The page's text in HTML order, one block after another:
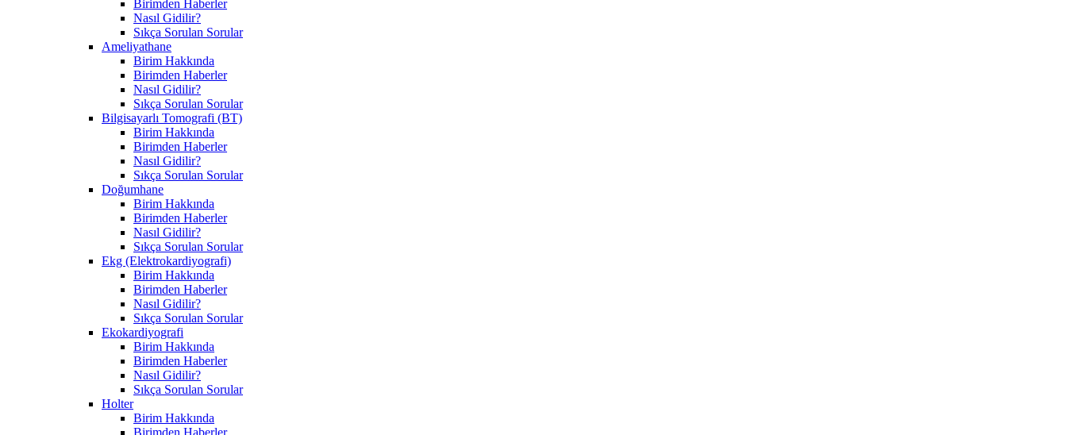
Birimden Haberler
Nasıl Gidilir?
Sıkça Sorulan Sorular
Ameliyathane
Birim Hakkında
Birimden Haberler
Nasıl Gidilir?
Sıkça Sorulan Sorular
Bilgisayarlı Tomografi (BT)
Birim Hakkında
Birimden Haberler
Nasıl Gidilir?
Sıkça Sorulan Sorular
Doğumhane
Birim Hakkında
Birimden Haberler
Nasıl Gidilir?
Sıkça Sorulan Sorular
Ekg (Elektrokardiyografi)
Birim Hakkında
Birimden Haberler
Nasıl Gidilir?
Sıkça Sorulan Sorular
Ekokardiyografi
Birim Hakkında
Birimden Haberler
Nasıl Gidilir?
Sıkça Sorulan Sorular
Holter
Birim Hakkında
Birimden Haberler